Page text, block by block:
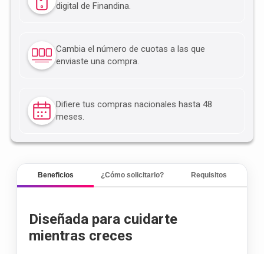
digital de Finandina.
Cambia el número de cuotas a las que
enviaste una compra.
Difiere tus compras nacionales hasta 48
meses.
Beneficios ¿Cómo solicitarlo? Requisitos
Diseñada para cuidarte
mientras creces